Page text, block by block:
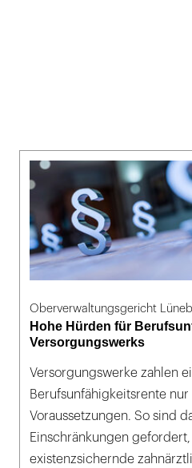
Oberverwaltungsgericht
Hohe Hürden für
Versorgungswerks
Versorgungswerke zahlen
Berufsunfähigkeitsrente
Voraussetzungen. So sind
Einschränkungen
existenzsichernde